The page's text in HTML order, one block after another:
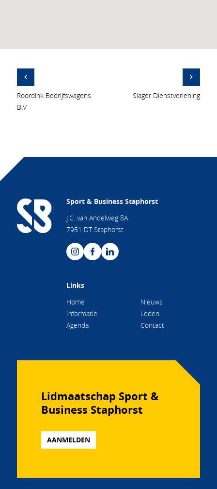
Roordink Bedrijfswagens
B.V
Slager Dienstverlening
Sport & Business Staphorst
J.C. van Andelweg 8A
7951 DT Staphorst
Links
Home
Informatie
Agenda
Nieuws
Leden
Contact
Lidmaatschap Sport &
Business Staphorst
AANMELDEN